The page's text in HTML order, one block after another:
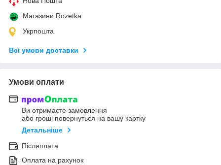
Магазини Rozetka
Укрпошта
Всі умови доставки
Умови оплати
Ви отримаєте замовлення
або гроші повернуться на вашу картку
Детальніше
Післяплата
Оплата на рахунок